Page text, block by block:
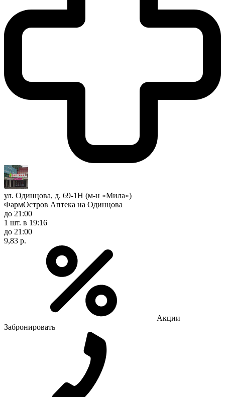
ул. Одинцова, д. 69-1Н (м-н «Мила»)
ФармОстров Аптека на Одинцова
до 21:00
1 шт. в 19:16
до 21:00
9,83 р.
Акции
Забронировать